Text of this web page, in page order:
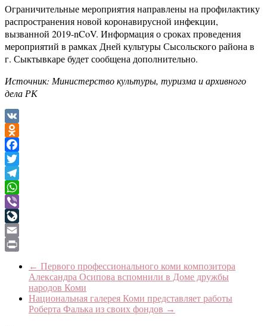
Ограничительные мероприятия направлены на профилактику
распространения новой коронавирусной инфекции,
вызванной 2019-nCoV. Информация о сроках проведения
мероприятий в рамках Дней культуры Сысольского района в
г. Сыктывкаре будет сообщена дополнительно.
Источник: Министерство культуры, туризма и архивного
дела РК
VK
Odnoklassniki
Facebook
Twitter
Telegram
WhatsApp
Viber
LiveJournal
Email
← Первого профессионального коми композитора
Александра Осипова вспомнили в Доме дружбы
народов Коми
Национальная галерея Коми представляет работы
Роберта Фалька из своих фондов →